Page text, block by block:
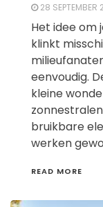
28 SEPTEMBER
Het idee om
klinkt
eenvoudig.
kleine
bruikbare
werken
READ MORE